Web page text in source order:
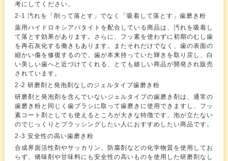
考にしてください。
2-1 汚れを「削って落とす」でなく「吸着して落とす」歯磨き粉
薬用ハイドロキシアパタイトを配合している商品は、汚れを吸着し
て落とす効果があります。さらに、フッ素を使わずに初期のむし歯
を再石灰化する働きもあります。またそれだけでなく、歯の表面の
細かい傷を修復するので、歯が本来持っていた輝きを取り戻し、白
い美しい歯へと近づけてくれる、とても嬉しい商品が開発され販売
されています。
2-2 研磨剤と発泡剤なしのジェルタイプ歯磨き粉
研磨剤と発泡剤を含んでいないジェルタイプの歯磨き剤は、通常の
歯磨き粉と同じく歯ブラシに取って歯磨きに使用できますし、フッ
素コート剤としても使えるところが大きな特徴です。泡が立たない
のでじっくりとブラッシングしたい人におすすめしたい商品です。
2-3 安全性の高い歯磨き粉
合成界面活性剤やサッカリン、防腐剤などの化学物質を使用してお
らず、矯味剤や甘味料にも安全性の高いものを使用した研磨剤なし